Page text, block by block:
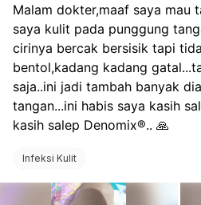
Malam dokter,maaf saya mau
saya kulit pada punggung
cirinya bercak bersisik tapi
bentol,kadang kadang
saja..ini jadi tambah banyak
tangan...ini habis saya kasih
kasih salep Denomix®.. 🙏
Infeksi Kulit